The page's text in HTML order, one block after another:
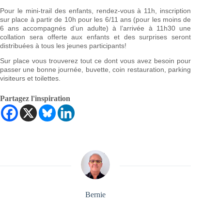
Pour le mini-trail des enfants, rendez-vous à 11h, inscription
sur place à partir de 10h pour les 6/11 ans (pour les moins de
6 ans accompagnés d’un adulte) à l’arrivée à 11h30 une
collation sera offerte aux enfants et des surprises seront
distribuées à tous les jeunes participants!
Sur place vous trouverez tout ce dont vous avez besoin pour
passer une bonne journée, buvette, coin restauration, parking
visiteurs et toilettes.
Partagez l'inspiration
Bernie